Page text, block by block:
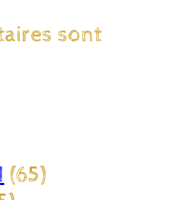
sont
(65)